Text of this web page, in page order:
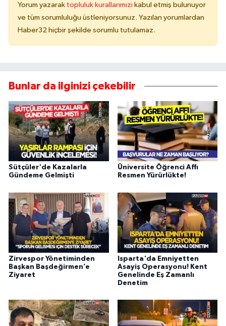
Yorum yazarak topluluk kurallarımızı kabul etmiş bulunuyor
ve tüm sorumluluğu üstleniyorsunuz. Yazılan yorumlardan
Haber32 hiçbir şekilde sorumlu tutulamaz.
Bunlar da ilginizi çekebilir
Sütçüler'de Kazalarla
Gündeme Gelmişti
Üniversite Öğrenci Affı
Resmen Yürürlükte!
Zirvespor Yönetiminden
Başkan Başdeğirmen’e
Ziyaret
Isparta'da Emniyetten
Asayiş Operasyonu! Kent
Genelinde Eş Zamanlı
Denetim